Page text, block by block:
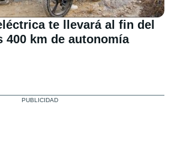
te llevará al fin del
400 km de autonomía